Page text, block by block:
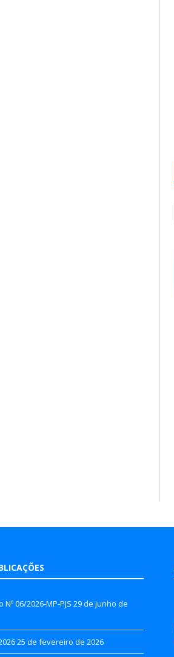
06/2026-MP-PJS 29 de junho de
25 de fevereiro de 2026